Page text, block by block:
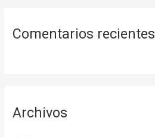
Comentarios recientes
Archivos